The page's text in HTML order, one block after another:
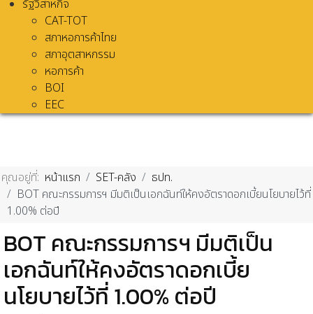
รัฐวิสาหกิจ
CAT-TOT
สภาหอการค้าไทย
สภาอุตสาหกรรม
หอการค้า
BOI
EEC
คุณอยู่ที่: หน้าแรก SET-คลัง
ธปท.
BOT คณะกรรมการฯ มีมติเป็นเอกฉันท์ให้คงอัตราดอกเบี้ยนโยบายไว้ที่
1.00% ต่อปี
BOT คณะกรรมการฯ มีมติเป็น
เอกฉันท์ให้คงอัตราดอกเบี้ย
นโยบายไว้ที่ 1.00% ต่อปี